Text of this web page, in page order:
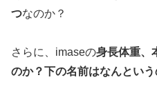
つなのか？
さらに、imaseの身長体重、
のか？下の名前はなんという